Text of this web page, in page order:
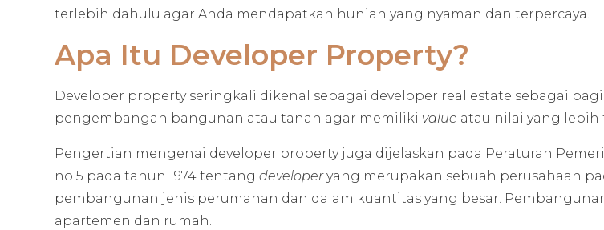
terlebih dahulu agar Anda mendapatkan hunian yang nyaman dan terpercaya.
Apa Itu Developer Property?
Developer property seringkali dikenal sebagai developer real estate sebagai
pengembangan bangunan atau tanah agar memiliki value atau nilai yang
Pengertian mengenai developer property juga dijelaskan pada Peraturan
no 5 pada tahun 1974 tentang developeryang merupakan sebuah perusahaan
pembangunan jenis perumahan dan dalam kuantitas yang besar.
apartemen dan rumah.